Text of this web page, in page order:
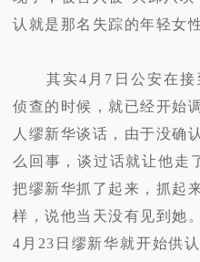
认就是那名失踪的年轻女
其实4月7日公安在
侦查的时候，就已经开始
人缪新华谈话，由于没确
么回事，谈过话就让他走
把缪新华抓了起来，抓起
样，说他当天没有见到她
4月23日缪新华就开始供